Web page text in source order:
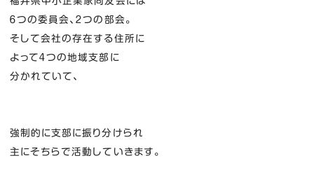
６つの委員会、２つの部会。
そして会社の存在する住所に
よって４つの地域支部に
分かれていて、
強制的に支部に振り分けられ
主にそちらで活動していきます。